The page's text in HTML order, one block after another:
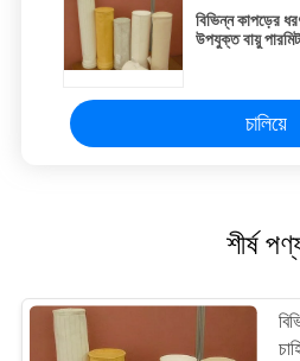
বিভিন্ন কাপড়ের
উপযুক্ত বায়ু
চালিয়ে
শীর্ষ